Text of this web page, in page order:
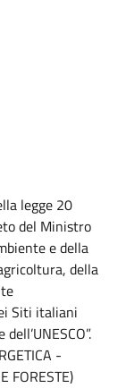
legge 20
del Ministro
e della
della
Siti italiani
-
FORESTE)